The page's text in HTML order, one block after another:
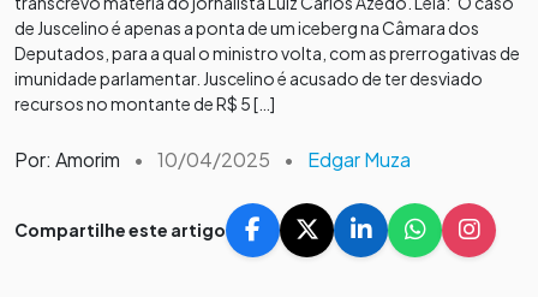
de Juscelino é apenas a ponta de um iceberg na Câmara dos
Deputados, para a qual o ministro volta, com as prerrogativas de
imunidade parlamentar. Juscelino é acusado de ter desviado
recursos no montante de R$ 5 […]
Por: Amorim • 10/04/2025 • Edgar Muza
Compartilhe este artigo